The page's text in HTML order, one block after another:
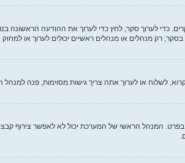
כדי לערוך סקר, לחץ כדי לערוך את ההודעה
רק מנהלים או מנהלים ראשיים יכולים לערוך או
לשלוח או לערוך אתה צריך גישות מסוימות, פנה
המנהל הראשי של המערכת יכול לא לאפשר צירוף